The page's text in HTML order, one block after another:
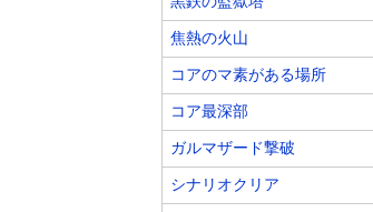
焦熱の火山
コアのマ素がある場所
コア最深部
ガルマザード撃破
シナリオクリア